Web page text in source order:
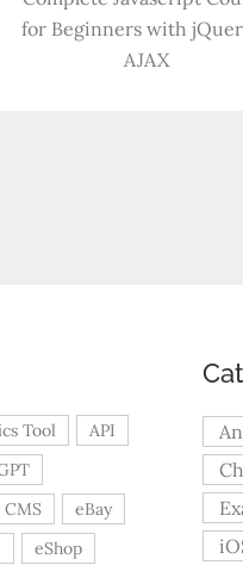
for Beginners with
AJAX
Tool
API
eBay
eShop